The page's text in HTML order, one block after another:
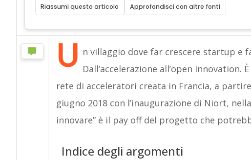
Riassumi questo articolo Approfondisci con altre fonti
U n villaggio dove far crescere startup e
Dall’accelerazione all’open
rete di acceleratori creata in Francia, a
giugno 2018 con l’inaugurazione di Niort,
innovare” è il pay off del progetto che
Indice degli argomenti